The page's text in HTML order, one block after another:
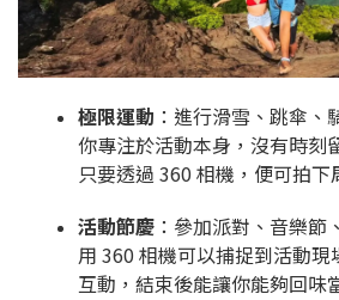
極限運動 ：進行滑雪、跳傘
你專注於活動本身，沒有時刻
只要透過 360 相機，便可拍下
活動節慶 ：參加派對、音樂
用 360 相機可以捕捉到活動
互動，結束後能讓你能夠回味